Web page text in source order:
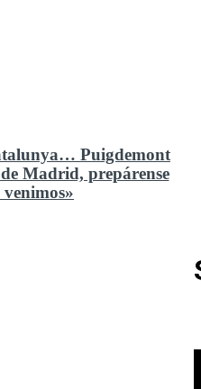
Puigdemont
Madrid, prepárense